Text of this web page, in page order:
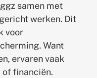
samen met
werken. Dit
voor
Want
ervaren vaak
financiën.